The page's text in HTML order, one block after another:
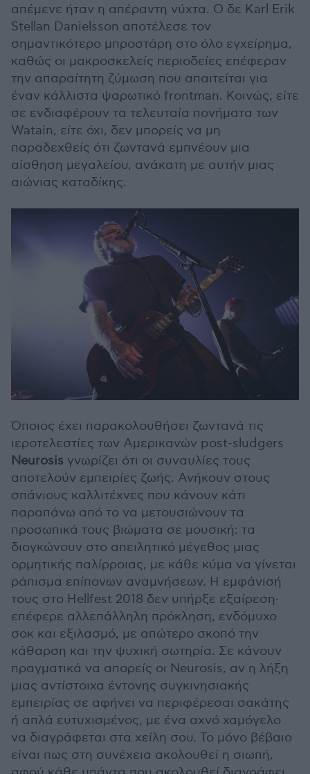
απέμενε ήταν η απέραντη νύχτα. Ο δε Karl Erik
Stellan Danielsson αποτέλεσε τον
σημαντικότερο μπροστάρη στο όλο εγχείρημα,
καθώς οι μακροσκελείς περιοδείες επέφεραν
την απαραίτητη ζύμωση που απαιτείται για
έναν κάλλιστα ψαρωτικό frontman. Κοινώς, είτε
σε ενδιαφέρουν τα τελευταία πονήματα των
Watain, είτε όχι, δεν μπορείς να μη
παραδεχθείς ότι ζωντανά εμπνέουν μια
αίσθηση μεγαλείου, ανάκατη με αυτήν μιας
αιώνιας καταδίκης.
Όποιος έχει παρακολουθήσει ζωντανά τις
ιεροτελεστίες των Αμερικανών post-sludgers
Neurosis γνωρίζει ότι οι συναυλίες τους
αποτελούν εμπειρίες ζωής. Ανήκουν στους
σπάνιους καλλιτέχνες που κάνουν κάτι
παραπάνω από το να μετουσιώνουν τα
προσωπικά τους βιώματα σε μουσική: τα
διογκώνουν στο απειλητικό μέγεθος μιας
ορμητικής παλίρροιας, με κάθε κύμα να γίνεται
ράπισμα επίπονων αναμνήσεων. Η εμφάνισή
τους στο Hellfest 2018 δεν υπήρξε εξαίρεση·
επέφερε αλλεπάλληλη πρόκληση, ενδόμυχο
σοκ και εξιλασμό, με απώτερο σκοπό την
κάθαρση και την ψυχική σωτηρία. Σε κάνουν
πραγματικά να απορείς οι Neurosis, αν η λήξη
μιας αντίστοιχα έντονης συγκινησιακής
εμπειρίας σε αφήνει να περιφέρεσαι σακάτης
ή απλά ευτυχισμένος, με ένα αχνό χαμόγελο
να διαγράφεται στα χείλη σου. Το μόνο βέβαιο
είναι πως στη συνέχεια ακολουθεί η σιωπή,